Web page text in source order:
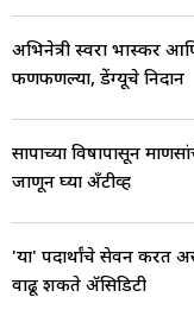
अभिनेत्री स्वरा भास्कर
फणफणल्या, डेंग्यूचे निदान
सापाच्या विषापासून
जाणून घ्या अँटीव्ह
'या' पदार्थांचे सेवन करत
वाढू शकते ॲसिडिटी